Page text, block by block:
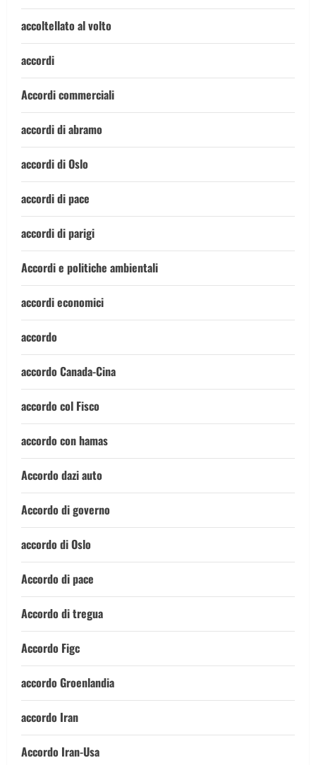
accoltellato al volto
accordi
Accordi commerciali
accordi di abramo
accordi di Oslo
accordi di pace
accordi di parigi
Accordi e politiche ambientali
accordi economici
accordo
accordo Canada-Cina
accordo col Fisco
accordo con hamas
Accordo dazi auto
Accordo di governo
accordo di Oslo
Accordo di pace
Accordo di tregua
Accordo Figc
accordo Groenlandia
accordo Iran
Accordo Iran-Usa